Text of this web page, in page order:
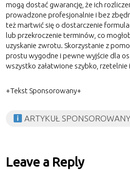
mogą dostać gwarancję, że ich
prowadzone profesjonalnie i bez
też martwić się o dostarczenie
lub przekroczenie terminów, co
uzyskanie zwrotu. Skorzystanie z
prostu wygodne i pewne wyjście dla
wszystko załatwione szybko, rzetelnie
+Tekst Sponsorowany+
ARTYKUŁ SPONSOROWANY
Leave a Reply